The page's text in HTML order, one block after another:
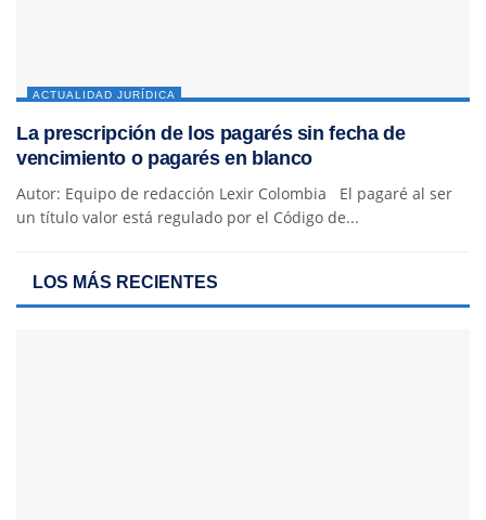
ACTUALIDAD JURÍDICA
La prescripción de los pagarés sin fecha de
vencimiento o pagarés en blanco
Autor: Equipo de redacción Lexir Colombia El pagaré al ser
un título valor está regulado por el Código de...
LOS MÁS RECIENTES